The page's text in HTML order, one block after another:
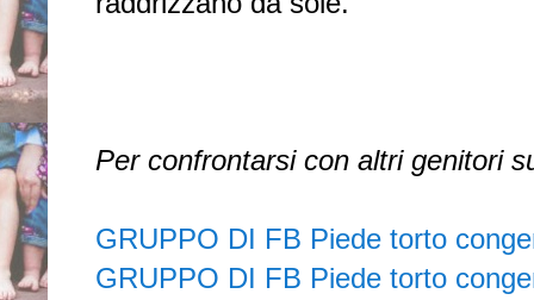
Per confrontarsi con altri genitori
GRUPPO DI FB Piede torto
GRUPPO DI FB Piede torto